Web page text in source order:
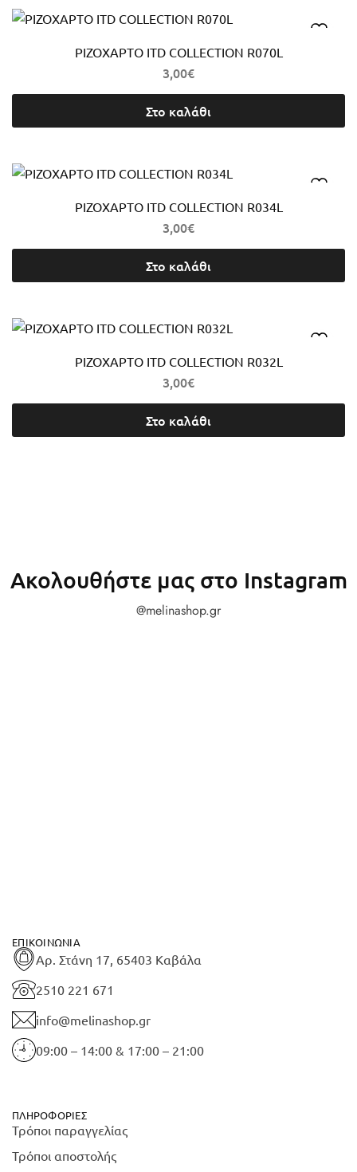
ΡΙΖΟΧΑΡΤΟ ITD COLLECTION R070L
3,00€
Στο καλάθι
ΡΙΖΟΧΑΡΤΟ ITD COLLECTION R034L
3,00€
Στο καλάθι
ΡΙΖΟΧΑΡΤΟ ITD COLLECTION R032L
3,00€
Στο καλάθι
Ακολουθήστε μας στο Instagram
@melinashop.gr
ΕΠΙΚΟΙΝΩΝΊΑ
Αρ. Στάνη 17, 65403 Καβάλα
2510 221 671
info@melinashop.gr
09:00 – 14:00 & 17:00 – 21:00
ΠΛΗΡΟΦΟΡΊΕΣ
Τρόποι παραγγελίας
Τρόποι αποστολής